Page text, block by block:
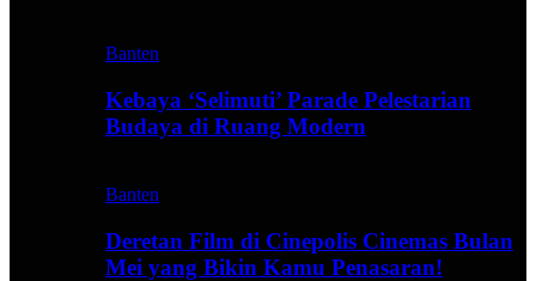
Banten
Kebaya ‘Selimuti’ Parade Pelestarian
Budaya di Ruang Modern
Banten
Deretan Film di Cinepolis Cinemas Bulan
Mei yang Bikin Kamu Penasaran!